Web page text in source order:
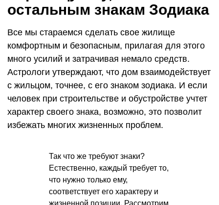
остальным знакам Зодиака
Все мы стараемся сделать свое жилище
комфортным и безопасным, прилагая для этого
много усилий и затрачивая немало средств.
Астрологи утверждают, что дом взаимодействует
с жильцом, точнее, с его знаком зодиака. И если
человек при строительстве и обустройстве учтет
характер своего знака, возможно, это позволит
избежать многих жизненных проблем.
Так что же требуют знаки?
Естественно, каждый требует то,
что нужно только ему,
соответствует его характеру и
жизненной позиции. Рассмотрим